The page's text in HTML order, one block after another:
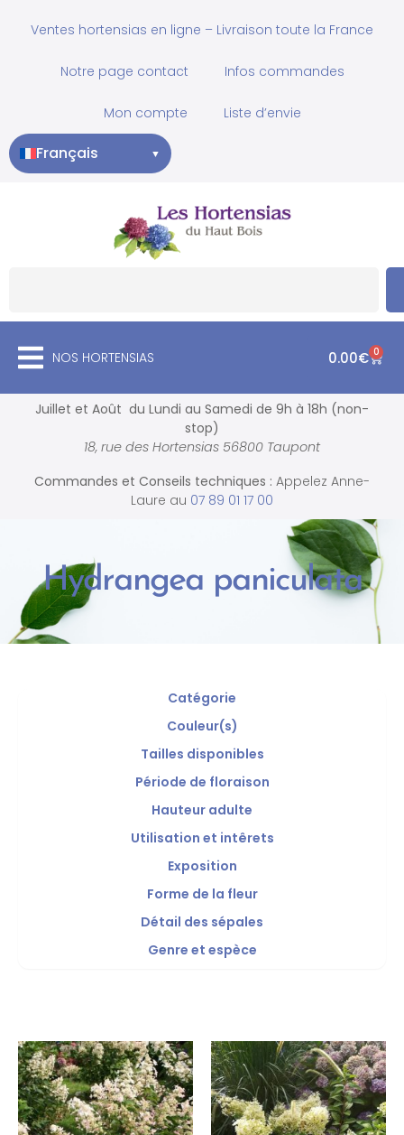
Ventes hortensias en ligne – Livraison toute la France
Notre page contact Infos commandes
Mon compte Liste d’envie
Français ▼
NOS HORTENSIAS 0.00€ 0
Juillet et Août du Lundi au Samedi de 9h à 18h (non-
stop)
18, rue des Hortensias 56800 Taupont
Commandes et Conseils techniques : Appelez Anne-
Laure au 07 89 01 17 00
Hydrangea paniculata
Catégorie
Couleur(s)
Tailles disponibles
Période de floraison
Hauteur adulte
Utilisation et intêrets
Exposition
Forme de la fleur
Détail des sépales
Genre et espèce